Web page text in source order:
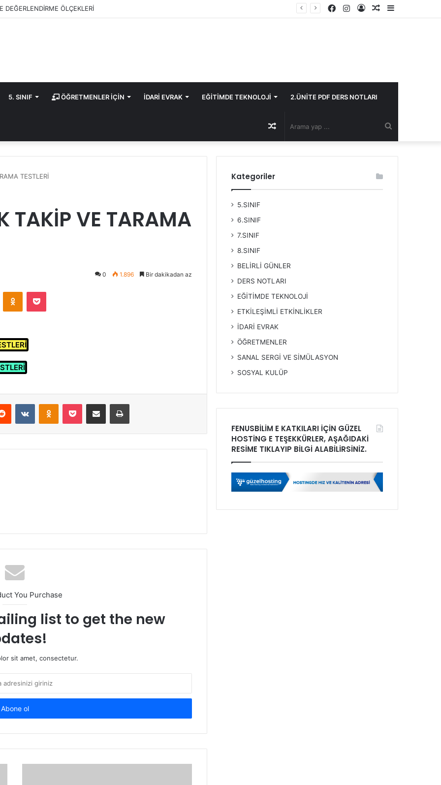
DEĞERLENDİRME ÖLÇEKLERİ
Kenar
Rastgele
Kayıt
Instagram
Facebook
5. SINIF ÖĞRETMENLER İÇİN İDARİ EVRAK EĞİTİMDE TEKNOLOJİ 2.ÜNİTE PDF DERS NOTLARI
yap
Rastgele
Makale
TESTLERİ
TAKİP VE TARAMA
0 1.896 Bir dakikadan az
Odnoklassniki
Pocket
Reddit VKontakteOdnoklassniki
Pocket E-Posta ile paylaş Yazdır
You Purchase
list to get the new
sit amet, consectetur.
Kategoriler
5.SINIF
6.SINIF
7.SINIF
8.SINIF
BELİRLİ GÜNLER
DERS NOTLARI
EĞİTİMDE TEKNOLOJİ
ETKİLEŞİMLİ ETKİNLİKLER
İDARİ EVRAK
ÖĞRETMENLER
SANAL SERGİ VE SİMÜLASYON
SOSYAL KULÜP
FENUSBİLİM E KATKILARI İÇİN GÜZEL
HOSTİNG E TEŞEKKÜRLER, AŞAĞIDAKİ
RESİME TIKLAYIP BİLGİ ALABİLİRSİNİZ.